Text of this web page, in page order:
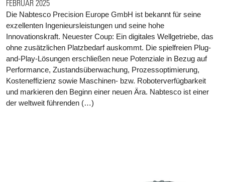
FEBRUAR 2025
Die Nabtesco Precision Europe GmbH ist bekannt für seine
exzellenten Ingenieursleistungen und seine hohe
Innovationskraft. Neuester Coup: Ein digitales Wellgetriebe, das
ohne zusätzlichen Platzbedarf auskommt. Die spielfreien Plug-
and-Play-Lösungen erschließen neue Potenziale in Bezug auf
Performance, Zustandsüberwachung, Prozessoptimierung,
Kosteneffizienz sowie Maschinen- bzw. Roboterverfügbarkeit
und markieren den Beginn einer neuen Ära. Nabtesco ist einer
der weltweit führenden (…)